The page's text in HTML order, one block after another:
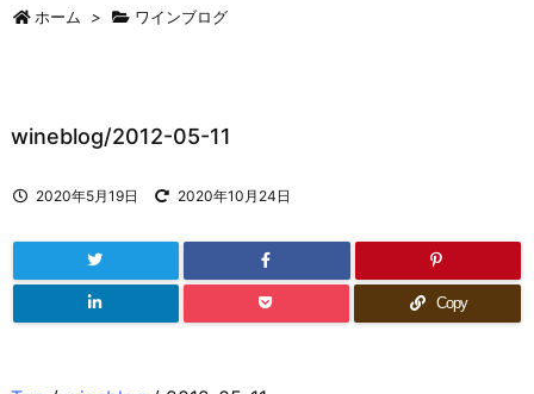
ホーム > ワインブログ
wineblog/2012-05-11
2020年5月19日 2020年10月24日
Copy